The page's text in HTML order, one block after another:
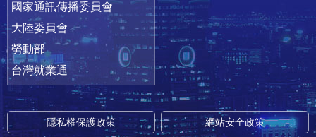
國家通訊傳播委員會
大陸委員會
勞動部
台灣就業通
隱私權保護政策 網站安全政策